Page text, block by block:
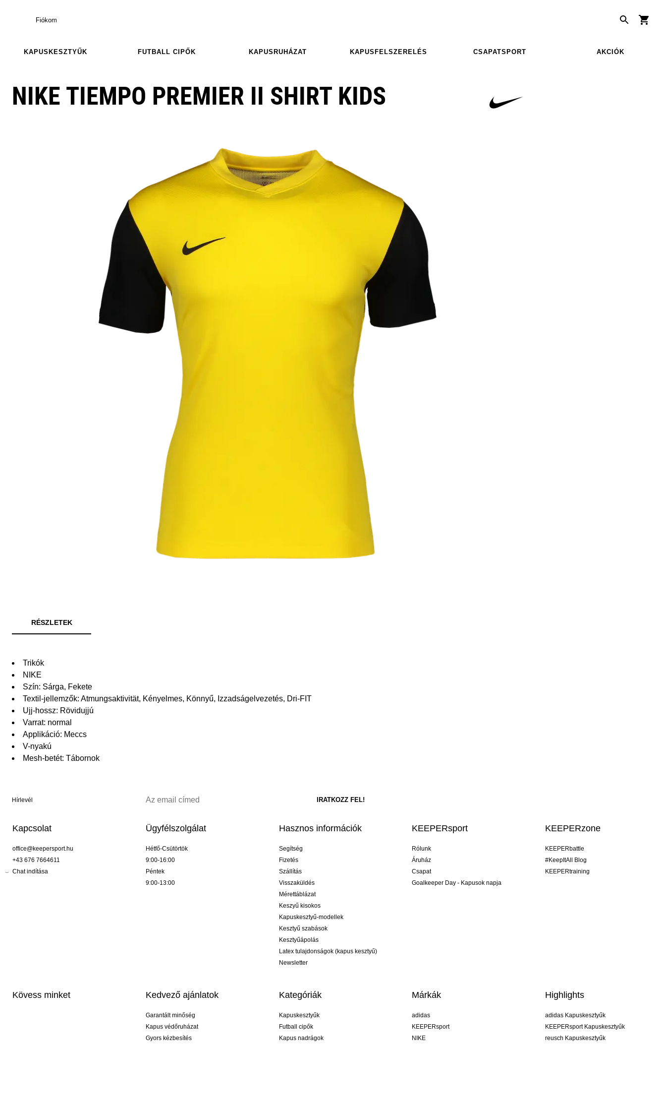
Fiókom
KAPUSKESZTYŰK FUTBALL CIPŐK KAPUSRUHÁZAT KAPUSFELSZERELÉS CSAPATSPORT AKCIÓK
NIKE TIEMPO PREMIER II SHIRT KIDS
RÉSZLETEK
Trikók
NIKE
Szín: Sárga, Fekete
Textil-jellemzők: Atmungsaktivität, Kényelmes, Könnyű, Izzadságelvezetés, Dri-FIT
Ujj-hossz: Rövidujjú
Varrat: normal
Applikáció: Meccs
V-nyakú
Mesh-betét: Tábornok
Hírlevél
Kapcsolat
office@keepersport.hu
+43 676 7664611
Chat indítása
Ügyfélszolgálat
Hétfő-Csütörtök
9:00-16:00
Péntek
9:00-13:00
Hasznos információk
Segítség
Fizetés
Szállítás
Visszaküldés
Mérettáblázat
Keszyű kisokos
Kapuskesztyű-modellek
Kesztyű szabások
Kesztyűápolás
Latex tulajdonságok (kapus kesztyű)
Newsletter
KEEPERsport
Rólunk
Áruház
Csapat
Goalkeeper Day - Kapusok napja
KEEPERzone
KEEPERbattle
#KeepItAll Blog
KEEPERtraining
Kövess minket Kedvező ajánlatok
Garantált minőség
Kapus védőruházat
Gyors kézbesítés
Kategóriák
Kapuskesztyűk
Futball cipők
Kapus nadrágok
Márkák
adidas
KEEPERsport
NIKE
Highlights
adidas Kapuskesztyűk
KEEPERsport Kapuskesztyűk
reusch Kapuskesztyűk